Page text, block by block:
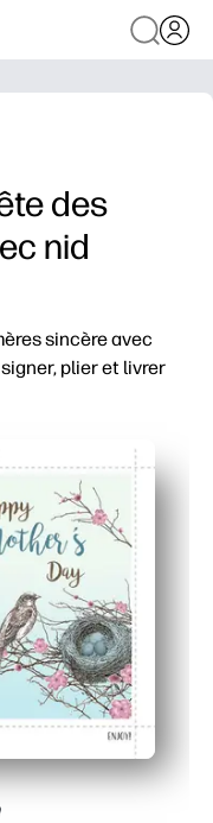
des
nid
sincère avec
plier et livrer
imprimez sur du
à ajouter des
les mamans, les
œuvres d'art nettes